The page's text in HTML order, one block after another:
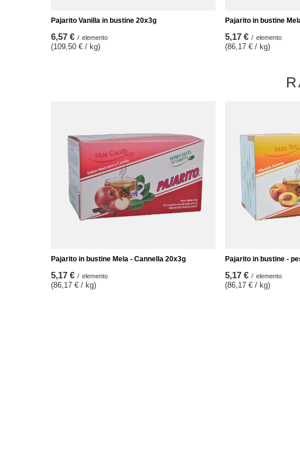
Pajarito Vanilla in bustine 20x3g
6,57 € / elemento
(109,50 € / kg)
Pajarito in bustine
5,17 € / elemento
(86,17 € / kg)
Pajarito in bustine Mela - Cannella 20x3g
5,17 € / elemento
(86,17 € / kg)
Pajarito in bustine -
5,17 € / elemento
(86,17 € / kg)